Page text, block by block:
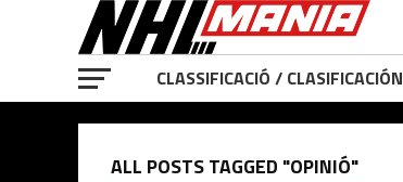
CLASSIFICACIÓ / CLASIFICACIÓN
ALL POSTS TAGGED "OPINIÓ"